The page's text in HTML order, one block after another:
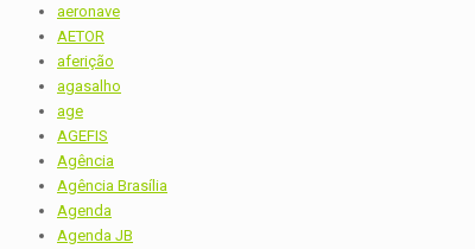
aeronave
AETOR
aferição
agasalho
age
AGEFIS
Agência
Agência Brasília
Agenda
Agenda JB